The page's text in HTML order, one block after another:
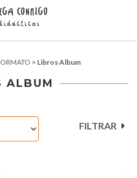
> Libros Album
ALBUM
FILTRAR